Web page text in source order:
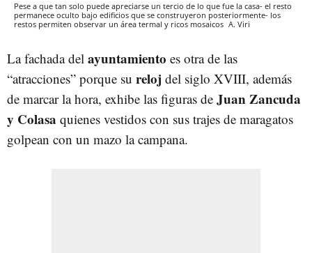
Pese a que tan solo puede apreciarse un tercio de lo que fue la casa- el resto
permanece oculto bajo edificios que se construyeron posteriormente- los
restos permiten observar un área termal y ricos mosaicos A. Viri
La fachada del ayuntamiento es otra de las
“atracciones” porque su reloj del siglo XVIII, además
de marcar la hora, exhibe las figuras de Juan Zancuda
y Colasa quienes vestidos con sus trajes de maragatos
golpean con un mazo la campana.